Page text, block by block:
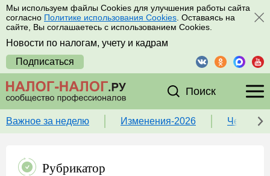
Мы используем файлы Cookies для улучшения работы сайта
согласно Политике использования Cookies . Оставаясь на
сайте, Вы соглашаетесь с использованием Cookies.
Новости по налогам, учету и кадрам
Подписаться
Поиск
Важное за неделю Изменения-2026 Чек-
Рубрикатор